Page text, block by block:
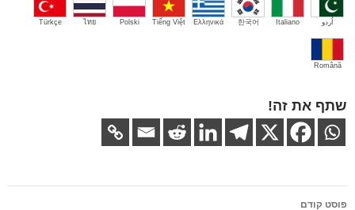
اُردو Italiano
한국어
Ελληνικά
Tiếng Việt
Polski
ไทย
Türkçe
Română
שתף את זה!
ניווט
פוסט קודם